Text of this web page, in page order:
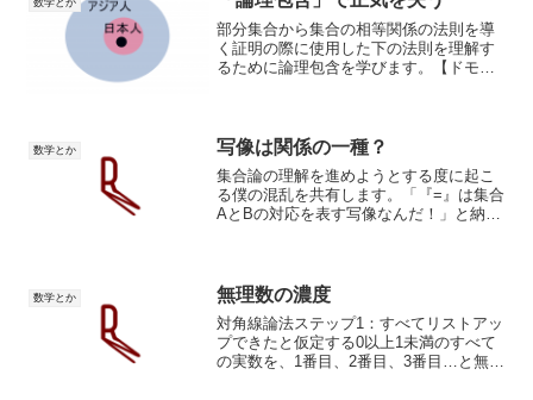
数学とか
部分集合から集合の相等関係の法則を導
く証明の際に使用した下の法則を理解す
るために論理包含を学びます。【ドモル
数学とか 写像は関係の一種？
集合論の理解を進めようとする度に起こ
る僕の混乱を共有します。「『=』は集合
AとBの対応を表す写像なんだ！」と納得
の定義では集合...
数学とか 無理数の濃度
対角線論法ステップ1：すべてリストアッ
プできたと仮定する0以上1未満のすべて
の実数を、1番目、2番目、3番目…と無限